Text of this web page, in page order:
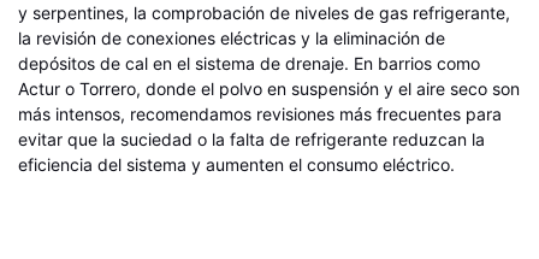
y serpentines, la comprobación de niveles de gas refrigerante,
la revisión de conexiones eléctricas y la eliminación de
depósitos de cal en el sistema de drenaje. En barrios como
Actur o Torrero, donde el polvo en suspensión y el aire seco son
más intensos, recomendamos revisiones más frecuentes para
evitar que la suciedad o la falta de refrigerante reduzcan la
eficiencia del sistema y aumenten el consumo eléctrico.